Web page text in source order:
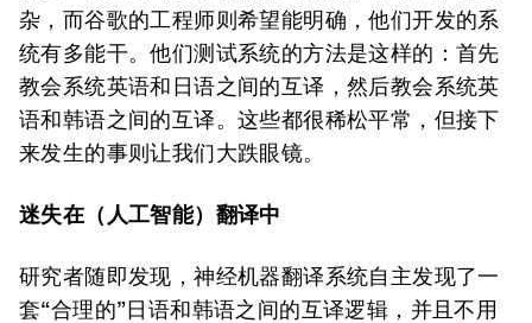
杂，而谷歌的工程师则希望能明确，他们开发的系
统有多能干。他们测试系统的方法是这样的：首先
教会系统英语和日语之间的互译，然后教会系统英
语和韩语之间的互译。这些都很稀松平常，但接下
来发生的事则让我们大跌眼镜。
迷失在（人工智能）翻译中
研究者随即发现，神经机器翻译系统自主发现了一
套“合理的”日语和韩语之间的互译逻辑，并且不用